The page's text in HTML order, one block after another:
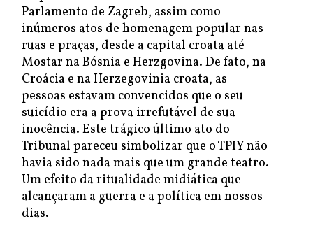
Parlamento de Zagreb, assim como
inúmeros atos de homenagem popular nas
ruas e praças, desde a capital croata até
Mostar na Bósnia e Herzgovina. De fato, na
Croácia e na Herzegovinia croata, as
pessoas estavam convencidos que o seu
suicídio era a prova irrefutável de sua
inocência. Este trágico último ato do
Tribunal pareceu simbolizar que o TPIY não
havia sido nada mais que um grande teatro.
Um efeito da ritualidade midiática que
alcançaram a guerra e a política em nossos
dias.